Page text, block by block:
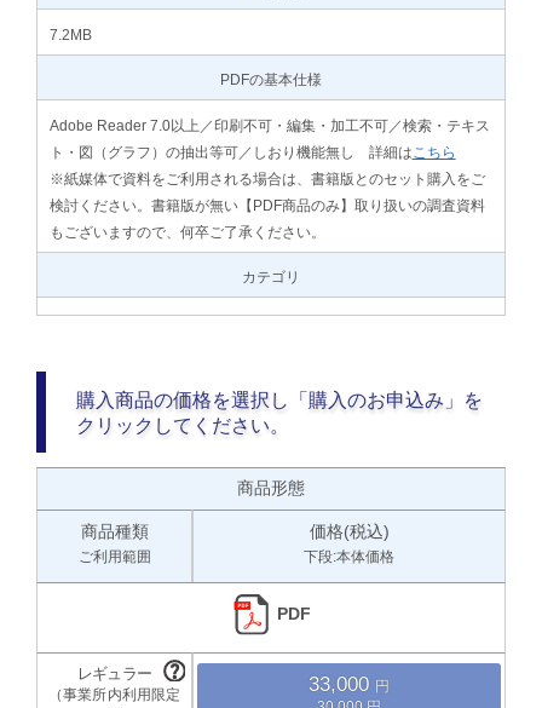
7.2MB
PDFの基本仕様
Adobe Reader 7.0以上／印刷不可・編集・加工不可／検索・テキス
ト・図（グラフ）の抽出等可／しおり機能無し 詳細はこちら
※紙媒体で資料をご利用される場合は、書籍版とのセット購入をご
検討ください。書籍版が無い【PDF商品のみ】取り扱いの調査資料
もございますので、何卒ご了承ください。
カテゴリ
購入商品の価格を選択し「購入のお申込み」を
クリックしてください。
商品形態
商品種類
ご利用範囲
価格(税込)
下段:本体価格
PDF
33,000